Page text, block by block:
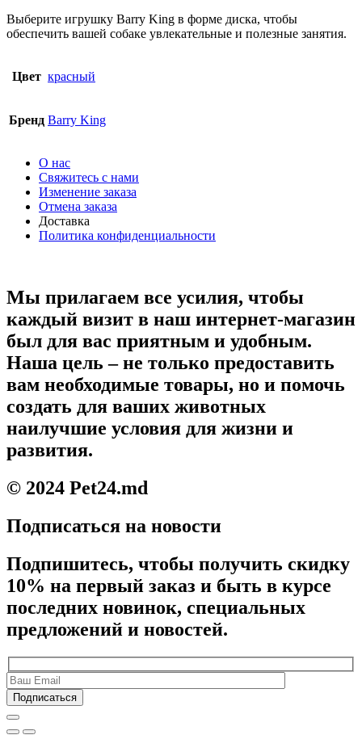
Выберите игрушку Barry King в форме диска, чтобы
обеспечить вашей собаке увлекательные и полезные занятия.
Цвет красный
Бренд Barry King
О нас
Свяжитесь с нами
Изменение заказа
Отмена заказа
Доставка
Политика конфиденциальности
Мы прилагаем все усилия, чтобы
каждый визит в наш интернет-магазин
был для вас приятным и удобным.
Наша цель – не только предоставить
вам необходимые товары, но и помочь
создать для ваших животных
наилучшие условия для жизни и
развития.
© 2024 Pet24.md
Подписаться на новости
Подпишитесь, чтобы получить скидку
10% на первый заказ и быть в курсе
последних новинок, специальных
предложений и новостей.